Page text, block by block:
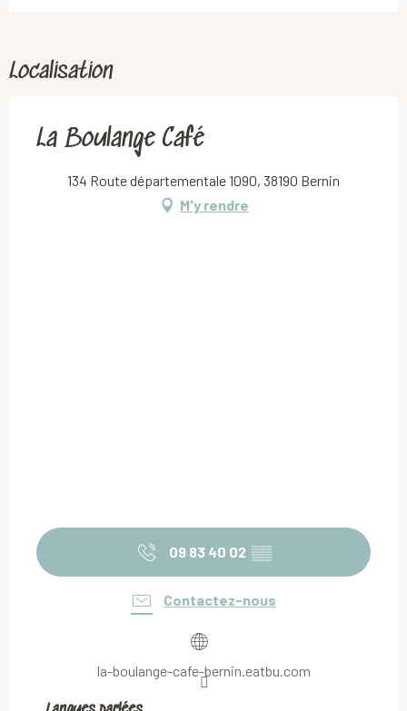
Localisation
La Boulange Café
134 Route départementale 1090, 38190 Bernin
M'y rendre
09 83 40 02 ▒▒
Contactez-nous
la-boulange-cafe-bernin.eatbu.com